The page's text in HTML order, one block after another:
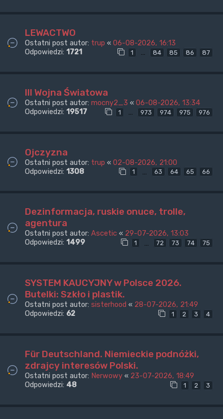
LEWACTWO
Ostatni post autor: trup « 06-08-2026, 16:13
Odpowiedzi: 1721 1 … 84 85 86 87
III Wojna Światowa
Ostatni post autor: mocny2_3 « 06-08-2026, 13:34
Odpowiedzi: 19517 1 … 973 974 975 976
Ojczyzna
Ostatni post autor: trup « 02-08-2026, 21:00
Odpowiedzi: 1308 1 … 63 64 65 66
Dezinformacja, ruskie onuce, trolle,
agentura
Ostatni post autor: Ascetic « 29-07-2026, 13:03
Odpowiedzi: 1499 1 … 72 73 74 75
SYSTEM KAUCYJNY w Polsce 2026.
Butelki: Szkło i plastik.
Ostatni post autor: sisterhood « 28-07-2026, 21:49
Odpowiedzi: 62 1 2 3 4
Für Deutschland. Niemieckie podnóżki,
zdrajcy interesów Polski.
Ostatni post autor: Nerwowy « 23-07-2026, 18:49
Odpowiedzi: 48 1 2 3